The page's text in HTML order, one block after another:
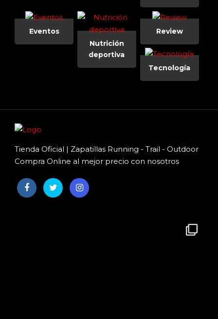
Eventos
Nutrición
deportiva
Review
Tecnología
Tienda Oficial | Zapatillas Running - Trail - Outdoor
Compra Online al mejor precio con nosotros